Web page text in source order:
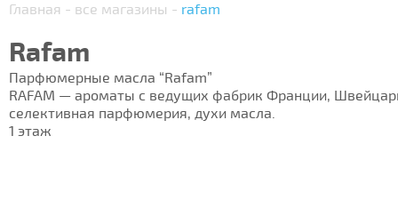
Главная - все магазины - rafam
Rafam
Парфюмерные масла “Rafam”
RAFAM — ароматы с ведущих фабрик Франции,
селективная парфюмерия, духи масла.
1 этаж